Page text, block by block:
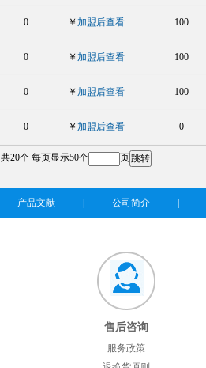
0 ￥ 加盟后查看 100
0 ￥ 加盟后查看 100
0 ￥ 加盟后查看 100
0 ￥ 加盟后查看 0
共20个 每页显示50个 页
产品文献 公司简介
售后咨询
服务政策